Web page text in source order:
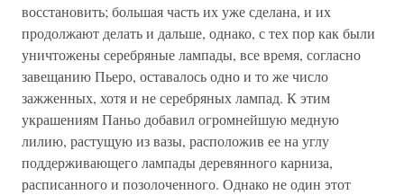
восстановить; большая часть их уже сделана, и их
продолжают делать и дальше, однако, с тех пор как были
уничтожены серебряные лампады, все время, согласно
завещанию Пьеро, оставалось одно и то же число
зажженных, хотя и не серебряных лампад. К этим
украшениям Паньо добавил огромнейшую медную
лилию, растущую из вазы, расположив ее на углу
поддерживающего лампады деревянного карниза,
расписанного и позолоченного. Однако не один этот